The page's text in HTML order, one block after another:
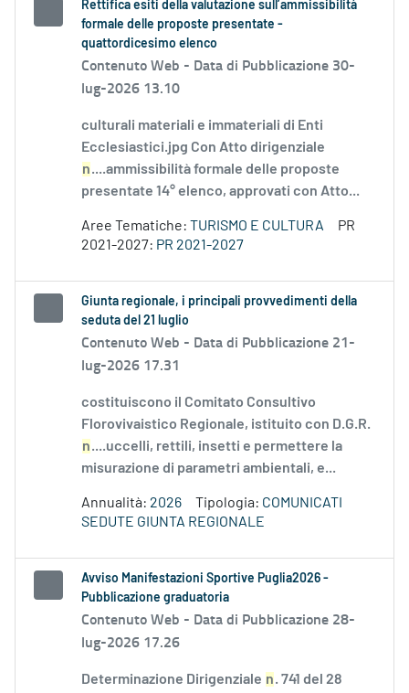
Rettifica esiti della valutazione sull’ammissibilità
formale delle proposte presentate -
quattordicesimo elenco
Contenuto Web - Data di Pubblicazione 30-
lug-2026 13.10
culturali materiali e immateriali di Enti
Ecclesiastici.jpg Con Atto dirigenziale
n....ammissibilità formale delle proposte
presentate 14° elenco, approvati con Atto...
Aree Tematiche: TURISMO E CULTURA
PR
2021-2027: PR 2021-2027
Giunta regionale, i principali provvedimenti della
seduta del 21 luglio
Contenuto Web - Data di Pubblicazione 21-
lug-2026 17.31
costituiscono il Comitato Consultivo
Florovivaistico Regionale, istituito con D.G.R.
n....uccelli, rettili, insetti e permettere la
misurazione di parametri ambientali, e...
Annualità: 2026 Tipologia: COMUNICATI
SEDUTE GIUNTA REGIONALE
Avviso Manifestazioni Sportive Puglia2026 -
Pubblicazione graduatoria
Contenuto Web - Data di Pubblicazione 28-
lug-2026 17.26
Determinazione Dirigenziale n. 741 del 28